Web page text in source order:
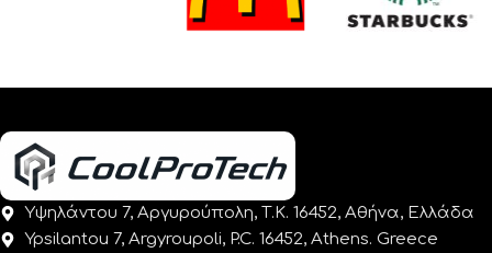
Υψηλάντου 7, Αργυρούπολη, Τ.Κ. 16452, Αθήνα, Ελλάδα
Ypsilantou 7, Argyroupoli, P.C. 16452, Athens. Greece